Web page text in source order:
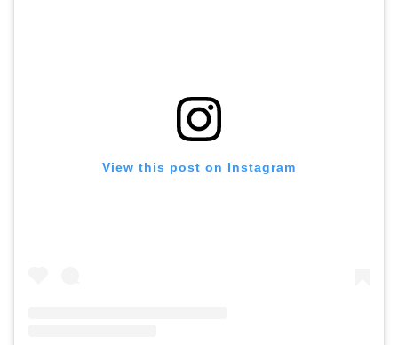
View this post on Instagram